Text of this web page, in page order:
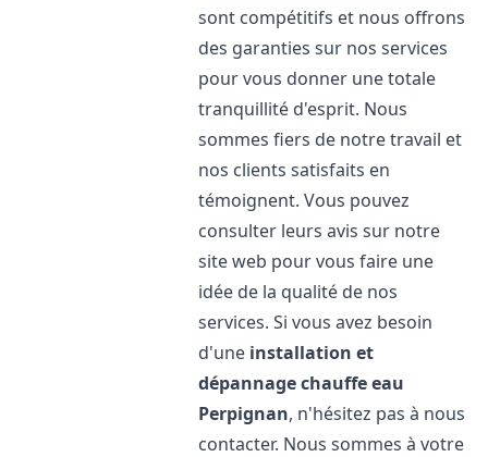
sont compétitifs et nous offrons
des garanties sur nos services
pour vous donner une totale
tranquillité d'esprit. Nous
sommes fiers de notre travail et
nos clients satisfaits en
témoignent. Vous pouvez
consulter leurs avis sur notre
site web pour vous faire une
idée de la qualité de nos
services. Si vous avez besoin
d'une installation et
dépannage chauffe eau
Perpignan, n'hésitez pas à nous
contacter. Nous sommes à votre